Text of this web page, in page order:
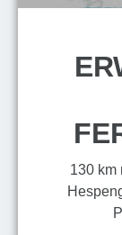
130 km